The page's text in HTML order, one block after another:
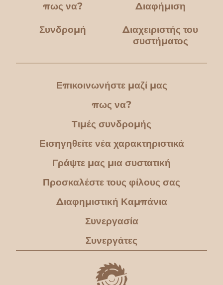
πως να? Διαφήμιση
Συνδρομή
Διαχειριστής του
συστήματος
Επικοινωνήστε μαζί μας
πως να?
Τιμές συνδρομής
Εισηγηθείτε νέα χαρακτηριστικά
Γράψτε μας μια συστατική
Προσκαλέστε τους φίλους σας
Διαφημιστική Καμπάνια
Συνεργασία
Συνεργάτες